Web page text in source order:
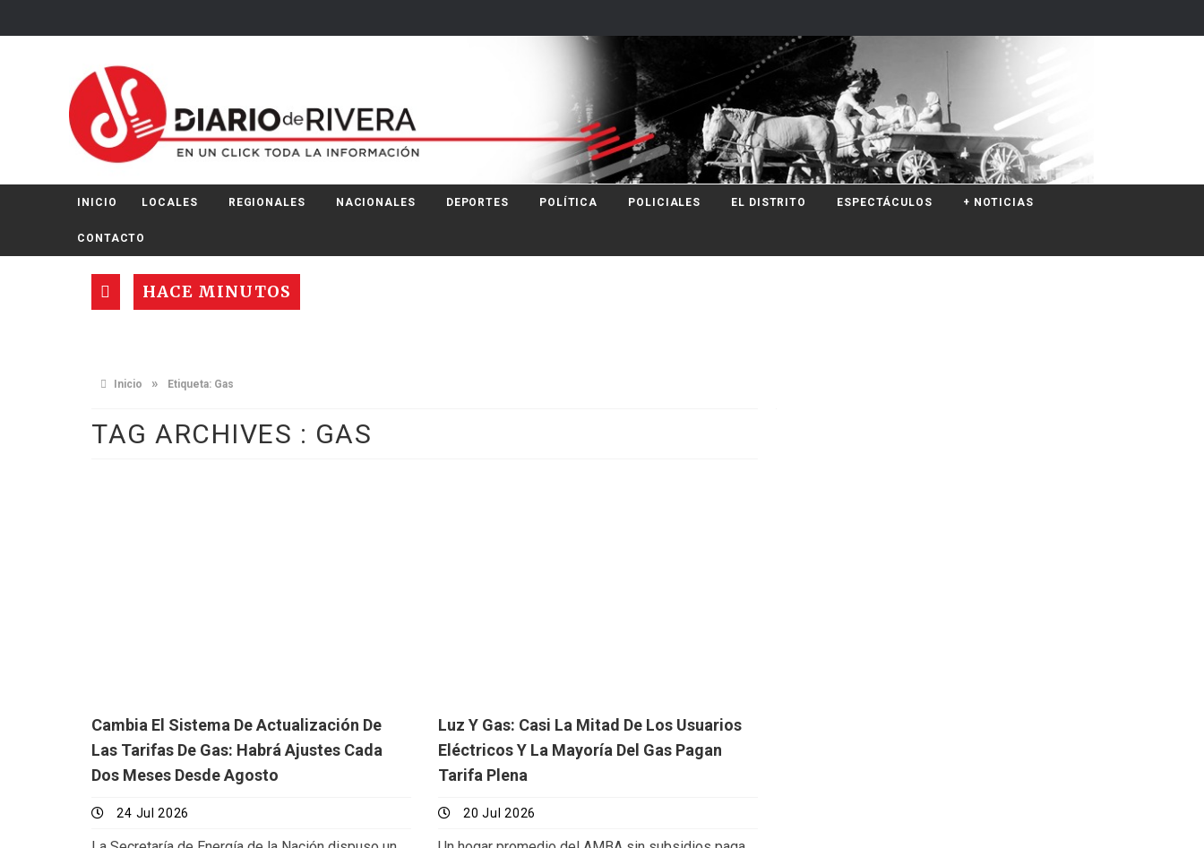
INICIO LOCALES REGIONALES NACIONALES DEPORTES POLÍTICA POLICIALES EL DISTRITO ESPECTÁCULOS + NOTICIAS
CONTACTO
HACE MINUTOS
Inicio » Etiqueta: Gas
TAG ARCHIVES : GAS
Cambia El Sistema De Actualización De
Las Tarifas De Gas: Habrá Ajustes Cada
Dos Meses Desde Agosto
24 Jul 2026
Luz Y Gas: Casi La Mitad De Los Usuarios
Eléctricos Y La Mayoría Del Gas Pagan
Tarifa Plena
20 Jul 2026